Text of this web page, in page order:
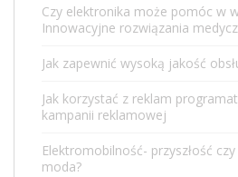
Czy elektronika może pomóc w
Innowacyjne rozwiązania
Jak zapewnić wysoką jakość
Jak korzystać z reklam
kampanii reklamowej
Elektromobilność- przyszłość
moda?